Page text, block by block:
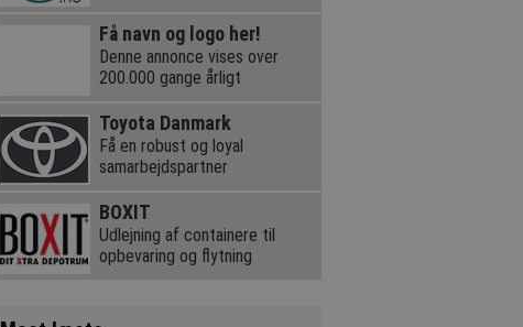
Få navn og logo her!
Denne annonce vises over
200.000 gange årligt
Toyota Danmark
Få en robust og loyal
samarbejdspartner
BOXIT
Udlejning af containere til
opbevaring og flytning